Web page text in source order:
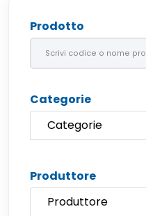
Prodotto
Categorie
Categorie
Produttore
Produttore